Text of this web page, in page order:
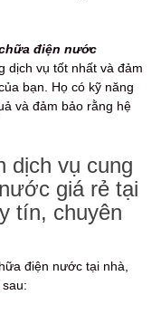
điện nước
dịch vụ tốt nhất và đảm
bạn. Họ có kỹ năng
và đảm bảo rằng hệ
dịch vụ cung
giá rẻ tại
tín, chuyên
điện nước tại nhà,